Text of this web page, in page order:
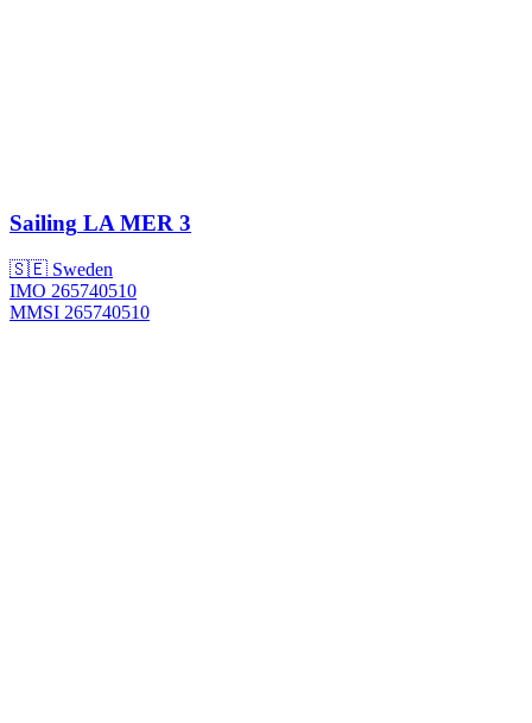
Sailing LA MER 3
🇸🇪 Sweden
IMO 265740510
MMSI 265740510